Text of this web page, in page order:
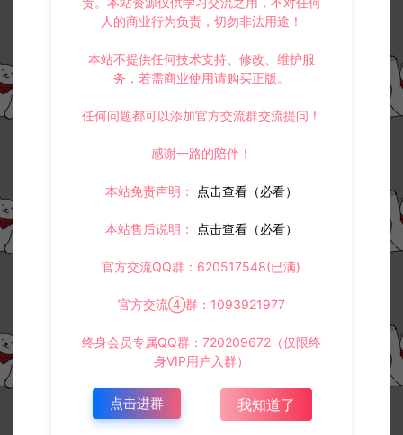
人的商业行为负责，切勿非法用途！
本站不提供任何技术支持、修改、维护服
务，若需商业使用请购买正版。
任何问题都可以添加官方交流群交流提问！
感谢一路的陪伴！
本站免责声明： 点击查看（必看）
本站售后说明： 点击查看（必看）
官方交流QQ群：620517548(已满)
官方交流④群：1093921977
终身会员专属QQ群：720209672（仅限终
身VIP用户入群）
点击进群 我知道了